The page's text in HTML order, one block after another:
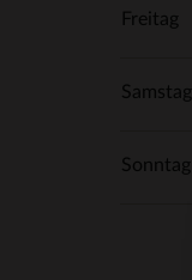
Freitag
Samstag
Sonntag